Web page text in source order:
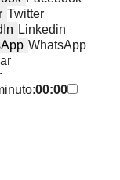
Twitter
Linkedin
WhatsApp
00:00